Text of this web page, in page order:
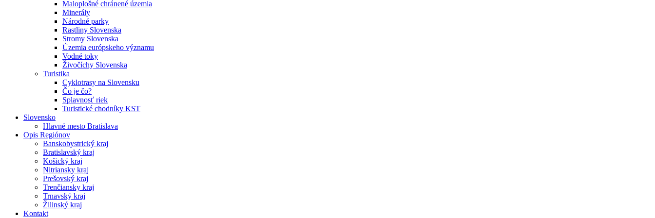
Maloplošné chránené územia
Minerály
Národné parky
Rastliny Slovenska
Stromy Slovenska
Územia európskeho významu
Vodné toky
Živočíchy Slovenska
Turistika
Cyklotrasy na Slovensku
Čo je čo?
Splavnosť riek
Turistické chodníky KST
Slovensko
Hlavné mesto Bratislava
Opis Regiónov
Banskobystrický kraj
Bratislavský kraj
Košický kraj
Nitriansky kraj
Prešovský kraj
Trenčiansky kraj
Trnavský kraj
Žilinský kraj
Kontakt